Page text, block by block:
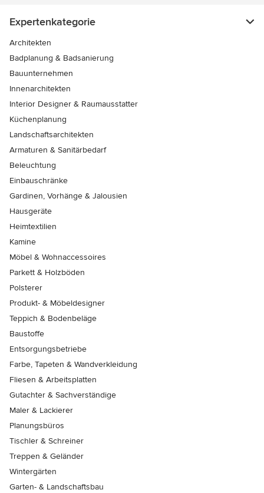
Expertenkategorie
Architekten
Badplanung & Badsanierung
Bauunternehmen
Innenarchitekten
Interior Designer & Raumausstatter
Küchenplanung
Landschaftsarchitekten
Armaturen & Sanitärbedarf
Beleuchtung
Einbauschränke
Gardinen, Vorhänge & Jalousien
Hausgeräte
Heimtextilien
Kamine
Möbel & Wohnaccessoires
Parkett & Holzböden
Polsterer
Produkt- & Möbeldesigner
Teppich & Bodenbeläge
Baustoffe
Entsorgungsbetriebe
Farbe, Tapeten & Wandverkleidung
Fliesen & Arbeitsplatten
Gutachter & Sachverständige
Maler & Lackierer
Planungsbüros
Tischler & Schreiner
Treppen & Geländer
Wintergärten
Garten- & Landschaftsbau